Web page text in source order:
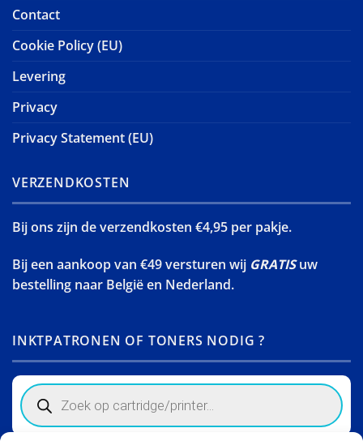
Contact
Cookie Policy (EU)
Levering
Privacy
Privacy Statement (EU)
VERZENDKOSTEN
Bij ons zijn de verzendkosten €4,95 per pakje.
Bij een aankoop van €49 versturen wij GRATISuw
bestelling naar België en Nederland.
INKTPATRONEN OF TONERS NODIG ?
Products
search